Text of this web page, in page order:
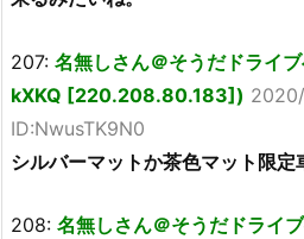
207: 名無しさん＠そうだドライ
kXKQ [220.208.80.183])
ID:NwusTK9N0
シルバーマットか茶色マット限定
208: 名無しさん＠そうだドライ